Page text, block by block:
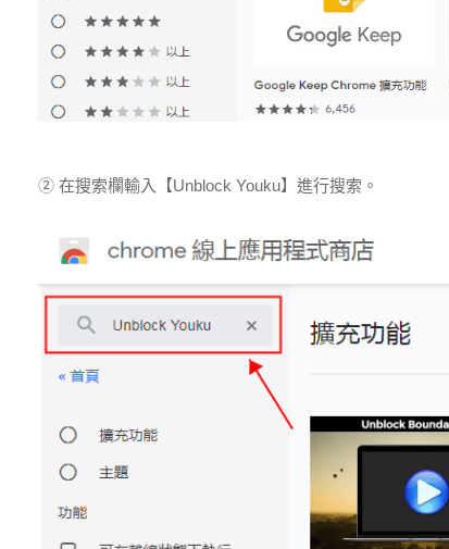
② 在搜索欄輸入【Unblock Youku】進行搜索。